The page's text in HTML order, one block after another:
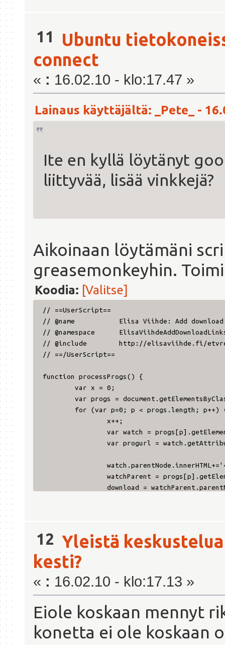
11
Ubuntu
connect
« : 16.02.10 - klo:17.47 »
Lainaus käyttäjältä: _Pete_ -
Ite en kyllä löytänyt
liittyvää, lisää vinkkejä?
Aikoinaan löytämäni
greasemonkeyhin.
Koodia: [Valitse]
// ==UserScript==
// @name Elisa Viihde: Add download
// @namespace
// @include http://elisaviihde.fi/
// ==/UserScript==
function processProgs() {
var x = 0;
var progs =
for (var p=0; p < progs.length; p++)
x++;
var watch =
var progurl =
watchParent =
download =
//xmlHttp.send( null );
method:
url: 'http://
var
if
12 Yleistä keskustelua
kesti?
« : 16.02.10 - klo:17.13 »
Eiole koskaan mennyt
konetta ei ole koskaan